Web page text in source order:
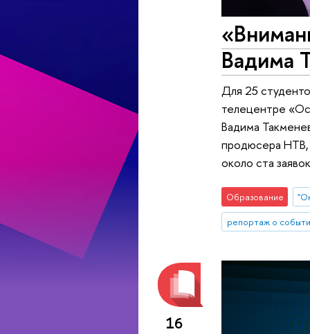
Вадима
Для 25
телецентре
Вадима
продюсера НТВ,
около ста
Образование
репортаж о
16